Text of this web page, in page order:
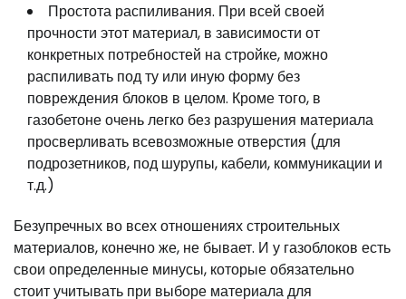
Простота распиливания. При всей своей
прочности этот материал, в зависимости от
конкретных потребностей на стройке, можно
распиливать под ту или иную форму без
повреждения блоков в целом. Кроме того, в
газобетоне очень легко без разрушения материала
просверливать всевозможные отверстия (для
подрозетников, под шурупы, кабели, коммуникации и
т.д.)
Безупречных во всех отношениях строительных
материалов, конечно же, не бывает. И у газоблоков есть
свои определенные минусы, которые обязательно
стоит учитывать при выборе материала для